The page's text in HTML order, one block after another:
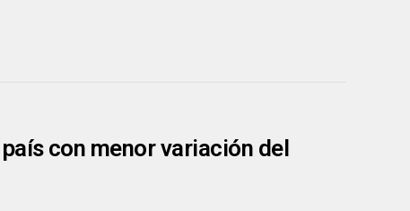
con menor variación del